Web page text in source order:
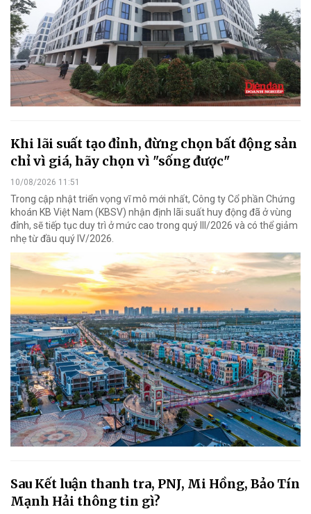
Khi lãi suất tạo đỉnh, đừng chọn bất động sản
chỉ vì giá, hãy chọn vì "sống được"
10/08/2026 11:51
Trong cập nhật triển vọng vĩ mô mới nhất, Công ty Cổ phần Chứng
khoán KB Việt Nam (KBSV) nhận định lãi suất huy động đã ở vùng
đỉnh, sẽ tiếp tục duy trì ở mức cao trong quý III/2026 và có thể giảm
nhẹ từ đầu quý IV/2026.
Sau Kết luận thanh tra, PNJ, Mi Hồng, Bảo Tín
Mạnh Hải thông tin gì?